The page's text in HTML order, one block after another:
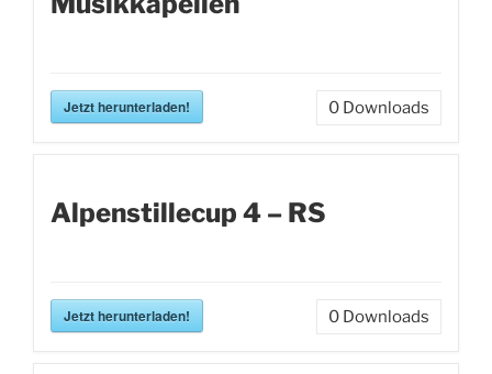
Jetzt herunterladen! 0 Downloads
Alpenstillecup 4 – RS
Jetzt herunterladen! 0 Downloads